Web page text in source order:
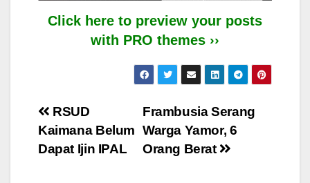
Click here to preview your posts
with PRO themes ››
Post
navigation
Frambusia Serang
Warga Yamor, 6
Orang Berat
RSUD
Kaimana Belum
Dapat Ijin IPAL